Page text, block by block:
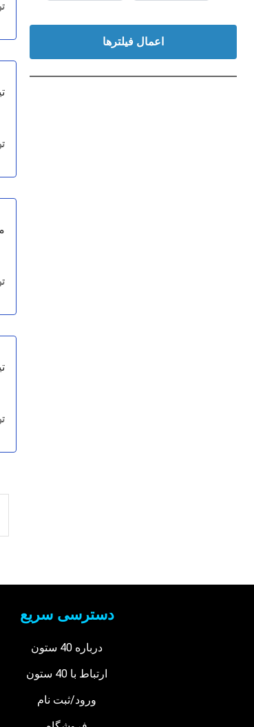
اعمال فیلترها
دسترسی سریع
درباره 40 ستون
ارتباط با 40 ستون
ورود/ثبت نام